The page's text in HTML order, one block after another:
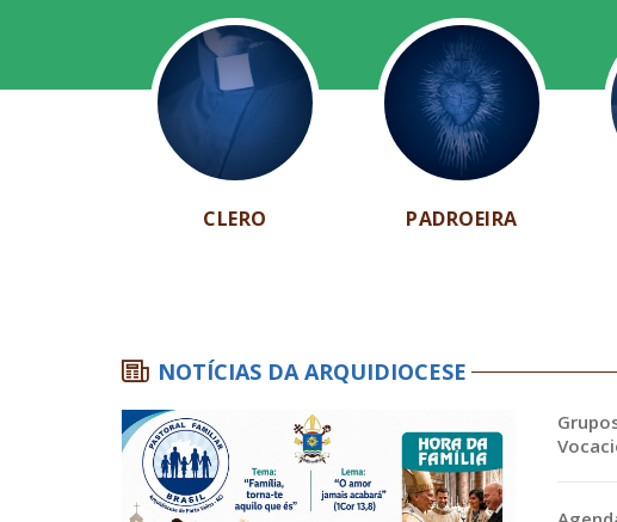
CLERO PADROEIRA
NOTÍCIAS DA ARQUIDIOCESE